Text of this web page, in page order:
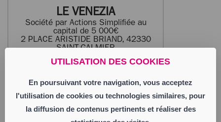
UTILISATION DES COOKIES
En poursuivant votre navigation, vous acceptez
l'utilisation de cookies ou technologies similaires, pour
la diffusion de contenus pertinents et réaliser des
LE VENEZIA
Société par Actions Simplifiée au
capital de 5 000€
2 PLACE ARISTIDE BRIAND, 42330
SAINT-GALMIER
983 927 674 RCS SAINT-ETIENNE
Aux termes d’une décision en date du
30 avril 2026 au 2 Bis Place Aristide
Briand, 42330 ST GALMIER, l’Associé
Unique, a approuvé le compte définitif de